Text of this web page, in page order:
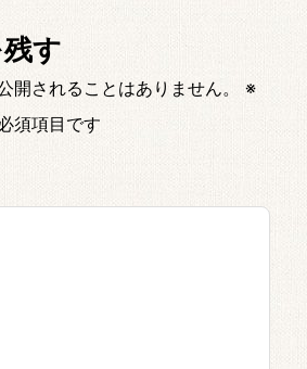
す
開されることはありません。
※
須項目です